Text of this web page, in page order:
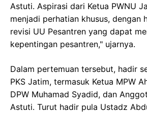
Astuti. Aspirasi dari Ketua PWNU
menjadi perhatian khusus, dengan
revisi UU Pesantren yang dapat
kepentingan pesantren," ujarnya.
Dalam pertemuan tersebut, hadir
PKS Jatim, termasuk Ketua MPW
DPW Muhamad Syadid, dan
Astuti. Turut hadir pula Ustadz